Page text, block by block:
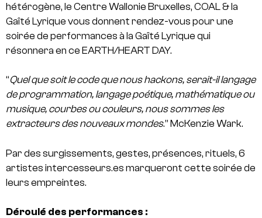
hétérogène, le Centre Wallonie Bruxelles, COAL & la
Gaîté Lyrique vous donnent rendez-vous pour une
soirée de performances à la Gaîté Lyrique qui
résonnera en ce EARTH/HEART DAY.
“Quel que soit le code que nous hackons, serait-il langage
de programmation, langage poétique, mathématique ou
musique, courbes ou couleurs, nous sommes les
extracteurs des nouveaux mondes.” McKenzie Wark.
Par des surgissements, gestes, présences, rituels, 6
artistes intercesseurs.es marqueront cette soirée de
leurs empreintes.
Déroulé des performances :